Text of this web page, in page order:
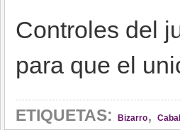
Controles del
para que el
ETIQUETAS: Bizarro,